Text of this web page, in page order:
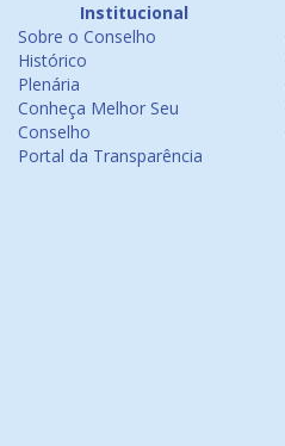
Institucional
Sobre o Conselho
Histórico
Plenária
Conheça Melhor Seu
Conselho
Portal da Transparência